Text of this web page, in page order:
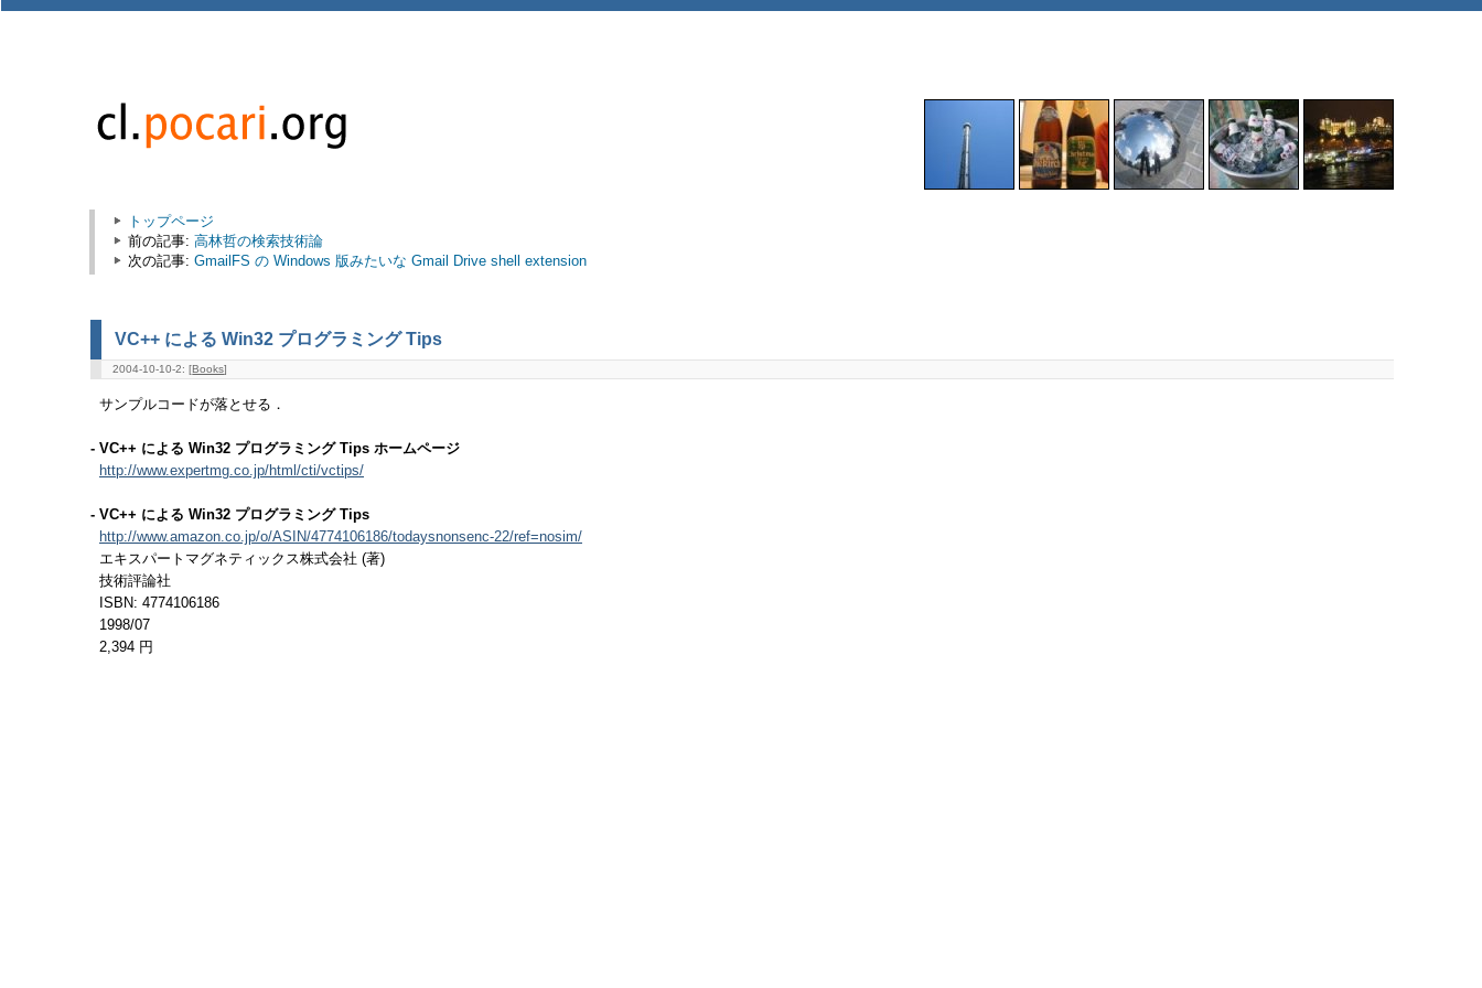
トップページ
前の記事: 高林哲の検索技術論
次の記事: GmailFS の Windows 版みたいな Gmail Drive shell extension
VC++ による Win32 プログラミング Tips
2004-10-10-2: [Books]
サンプルコードが落とせる．
- VC++ による Win32 プログラミング Tips ホームページ
http://www.expertmg.co.jp/html/cti/vctips/
- VC++ による Win32 プログラミング Tips
http://www.amazon.co.jp/o/ASIN/4774106186/todaysnonsenc-22/ref=nosim/
エキスパートマグネティックス株式会社 (著)
技術評論社
ISBN: 4774106186
1998/07
2,394 円